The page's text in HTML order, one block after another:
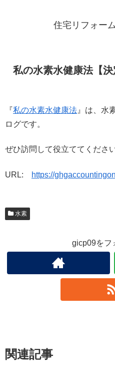
住宅リフォー
私の水素水健康法【決
『私の水素水健康法 』は、水
ログです。
ぜひ訪問して役立ててくださ
URL: https://
水素
gicp09をフ
関連記事